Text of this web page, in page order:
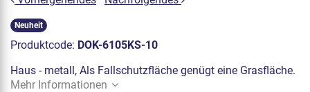
Neuheit
Produktcode: DOK-6105KS-10
Haus - metall, Als Fallschutzfläche genügt eine Grasfläche.
Mehr Informationen